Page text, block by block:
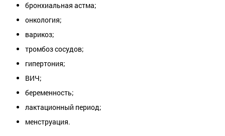
бронхиальная астма;
онкология;
варикоз;
тромбоз сосудов;
гипертония;
ВИЧ;
беременность;
лактационный период;
менструация.